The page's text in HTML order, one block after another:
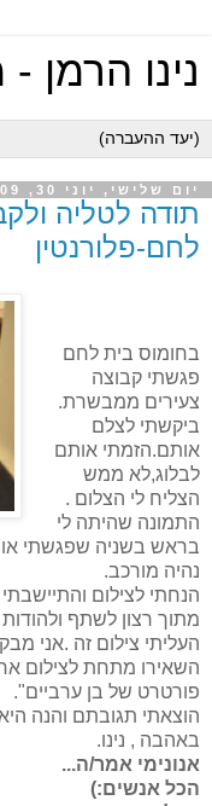
נינו הרמן
יום שלישי, יוני 30, 2009
תודה לטליה
לחם-פלורנטין
בחומוס בית לחם
פגשתי קבוצה
צעירים ממבשרת.
ביקשתי לצלם
אותם.הזמתי אותם
לבלוג,לא ממש
הצליח לי הצלום .
התמונה שהיתה לי
בראש בשניה שפגשתי
נהיה מורכב.
הנחתי לצילום
מתוך רצון לשתף
העליתי צילום זה .אני
השאירו מתחת לצילום
פורטרט של בן ערביים".
הוצאתי תגובתם והנה
באהבה , נינו.
אנונימי אמר/ה...
הכל אנשים:)